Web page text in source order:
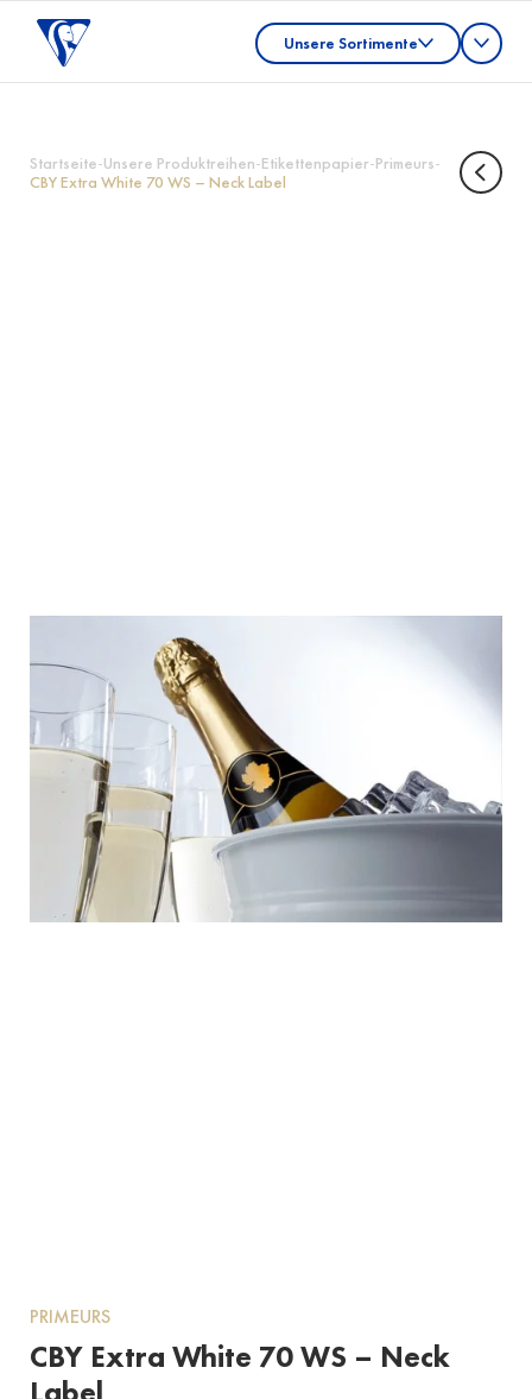
Unsere Sortimente
Startseite-Unsere Produktreihen-Etikettenpapier-Primeurs-
CBY Extra White 70 WS – Neck Label
PRIMEURS
CBY Extra White 70 WS – Neck